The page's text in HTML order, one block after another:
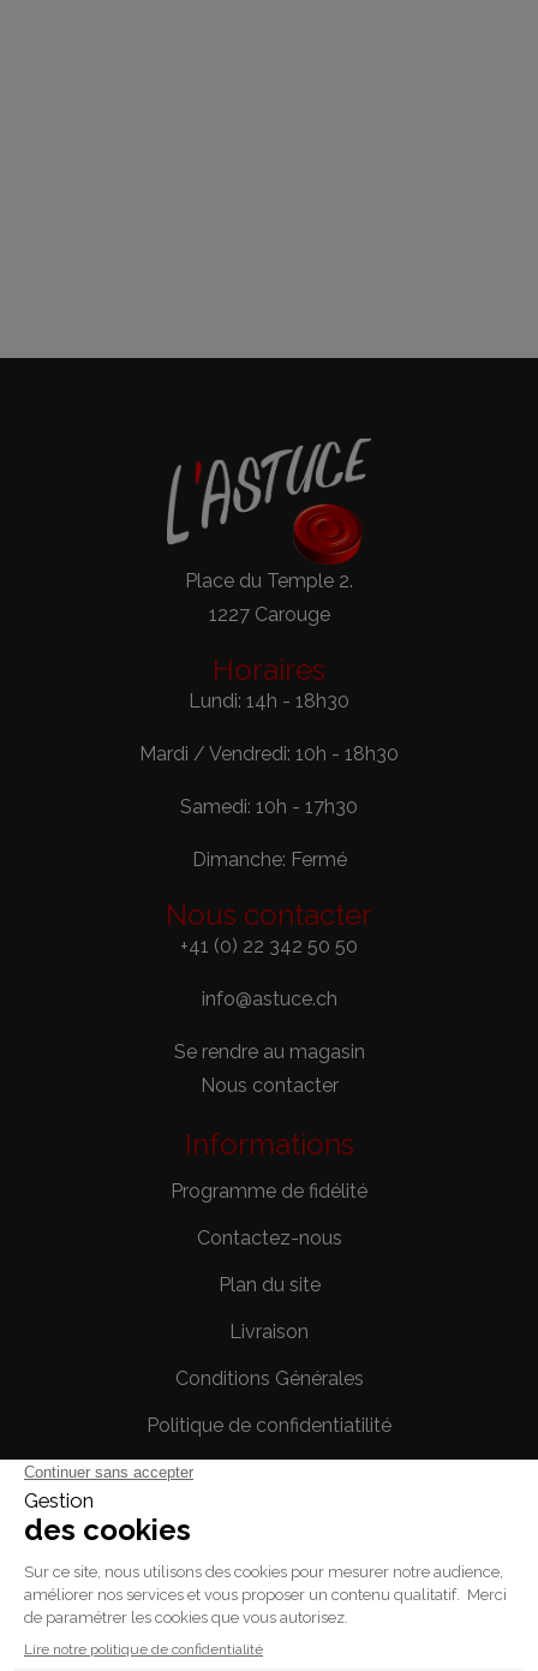
Place du Temple 2.
1227 Carouge
Horaires
Lundi: 14h - 18h30
Mardi / Vendredi: 10h - 18h30
Samedi: 10h - 17h30
Dimanche: Fermé
Nous contacter
+41 (0) 22 342 50 50
info@astuce.ch
Se rendre au magasin
Nous contacter
Informations
Programme de fidélité
Contactez-nous
Plan du site
Livraison
Conditions Générales
Politique de confidentiatilité
Votre compte
Informations personnelles
Commandes